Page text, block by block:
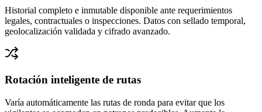
Historial completo e inmutable disponible ante requerimientos
legales, contractuales o inspecciones. Datos con sellado temporal,
geolocalización validada y cifrado avanzado.
Rotación inteligente de rutas
Varía automáticamente las rutas de ronda para evitar que los